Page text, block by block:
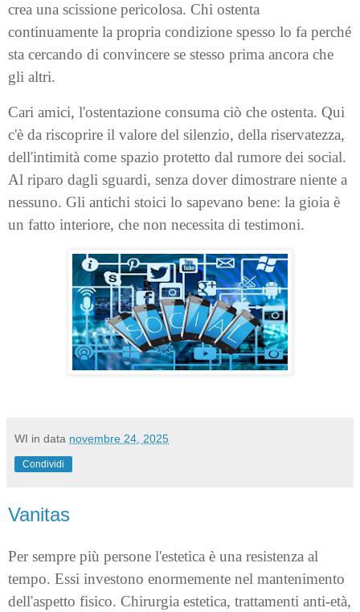
crea una scissione pericolosa. Chi ostenta
continuamente la propria condizione spesso lo fa perché
sta cercando di convincere se stesso prima ancora che
gli altri.
Cari amici, l'ostentazione consuma ciò che ostenta. Qui
c'è da riscoprire il valore del silenzio, della riservatezza,
dell'intimità come spazio protetto dal rumore dei social.
Al riparo dagli sguardi, senza dover dimostrare niente a
nessuno. Gli antichi stoici lo sapevano bene: la gioia è
un fatto interiore, che non necessita di testimoni.
WI in data novembre 24, 2025
Condividi
Vanitas
Per sempre più persone l'estetica è una resistenza al
tempo. Essi investono enormemente nel mantenimento
dell'aspetto fisico. Chirurgia estetica, trattamenti anti-età,